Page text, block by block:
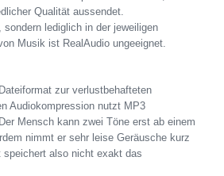
Qualität aussendet.
lediglich in der jeweiligen
Musik ist RealAudio ungeeignet.
zur verlustbehafteten
Audiokompression nutzt MP3
Mensch kann zwei Töne erst ab einem
nimmt er sehr leise Geräusche kurz
speichert also nicht exakt das